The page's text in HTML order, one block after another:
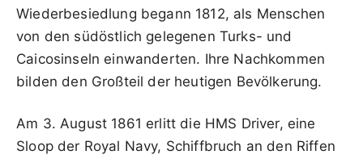
Wiederbesiedlung begann 1812, als Menschen
von den südöstlich gelegenen Turks- und
Caicosinseln einwanderten. Ihre Nachkommen
bilden den Großteil der heutigen Bevölkerung.
Am 3. August 1861 erlitt die HMS Driver, eine
Sloop der Royal Navy, Schiffbruch an den Riffen